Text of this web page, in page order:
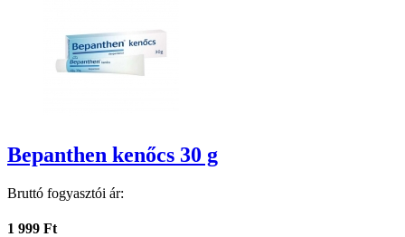
Bepanthen kenőcs 30 g
Bruttó fogyasztói ár:
1 999 Ft